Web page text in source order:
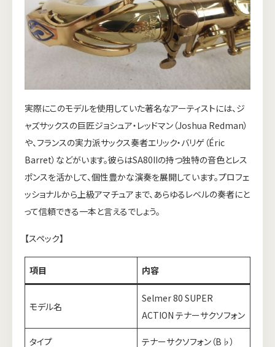
実際にこのモデルを使用していた著名なアーティストには、ジ
ャズサックスの巨匠ジョシュア・レッドマン（Joshua Redman）
や、フランスの実力派サックス奏者エリック・バリゲ（Éric
Barret）などがいます。彼らはSA80IIの持つ独特の音色とレス
ポンスを活かして、個性豊かな演奏を展開しています。プロフェ
ッショナルから上級アマチュアまで、あらゆるレベルの奏者にと
って信頼できる一本と言えるでしょう。
【スペック】
項目 内容
モデル名
Selmer 80 SUPER
ACTION テナーサクソフォン
タイプ テナーサクソフォン（B♭）